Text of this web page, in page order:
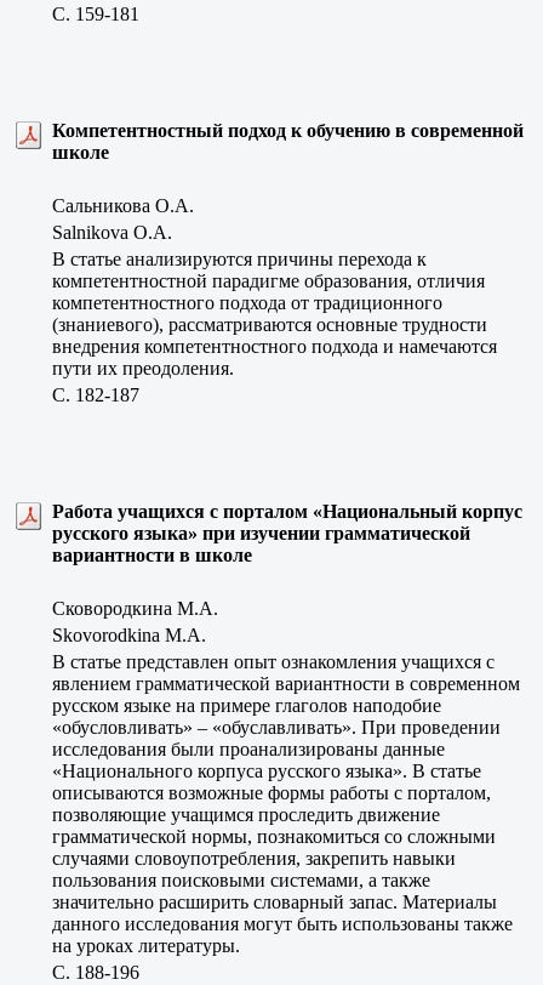
C. 159-181
Компетентностный подход к обучению в современной
школе
Сальникова О.А.
Salnikova O.A.
В статье анализируются причины перехода к
компетентностной парадигме образования, отличия
компетентностного подхода от традиционного
(знаниевого), рассматриваются основные трудности
внедрения компетентностного подхода и намечаются
пути их преодоления.
C. 182-187
Работа учащихся с порталом «Национальный корпус
русского языка» при изучении грамматической
вариантности в школе
Сковородкина М.А.
Skovorodkina M.A.
В статье представлен опыт ознакомления учащихся с
явлением грамматической вариантности в современном
русском языке на примере глаголов наподобие
«обусловливать» – «обуславливать». При проведении
исследования были проанализированы данные
«Национального корпуса русского языка». В статье
описываются возможные формы работы с порталом,
позволяющие учащимся проследить движение
грамматической нормы, познакомиться со сложными
случаями словоупотребления, закрепить навыки
пользования поисковыми системами, а также
значительно расширить словарный запас. Материалы
данного исследования могут быть использованы также
на уроках литературы.
C. 188-196